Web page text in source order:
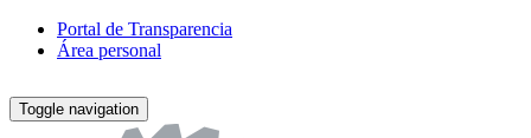
Portal de Transparencia
Área personal
Toggle navigation